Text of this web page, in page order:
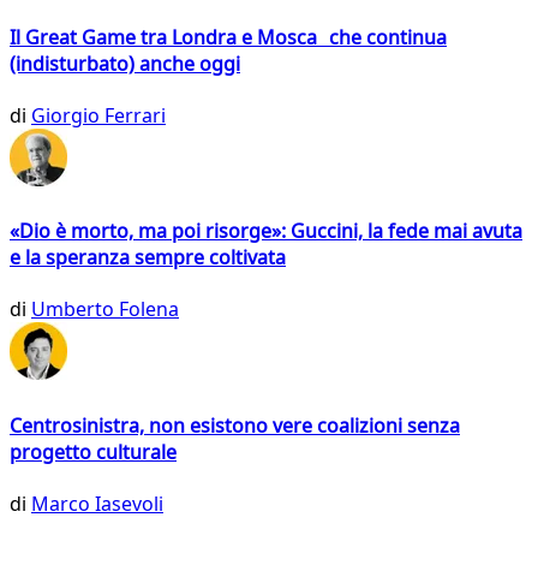
Il Great Game tra Londra e Mosca che continua
(indisturbato) anche oggi
di Giorgio Ferrari
«Dio è morto, ma poi risorge»: Guccini, la fede mai avuta
e la speranza sempre coltivata
di Umberto Folena
Centrosinistra, non esistono vere coalizioni senza
progetto culturale
di Marco Iasevoli